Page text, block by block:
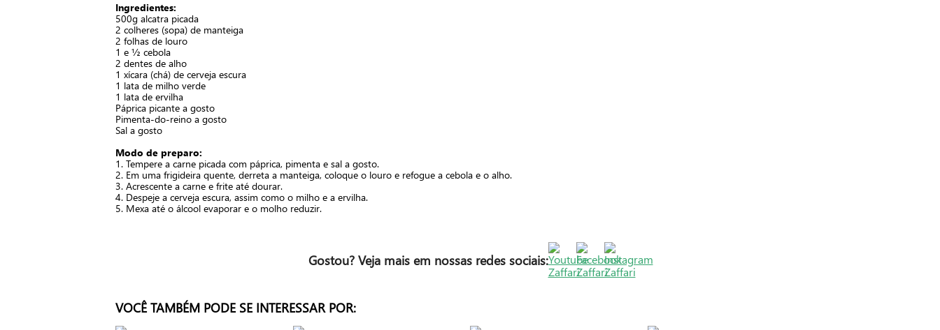
Ingredientes:
500g alcatra picada
2 colheres (sopa) de manteiga
2 folhas de louro
1 e ½ cebola
2 dentes de alho
1 xícara (chá) de cerveja escura
1 lata de milho verde
1 lata de ervilha
Páprica picante a gosto
Pimenta-do-reino a gosto
Sal a gosto
Modo de preparo:
1. Tempere a carne picada com páprica, pimenta e sal a gosto.
2. Em uma frigideira quente, derreta a manteiga, coloque o louro e refogue a cebola e o alho.
3. Acrescente a carne e frite até dourar.
4. Despeje a cerveja escura, assim como o milho e a ervilha.
5. Mexa até o álcool evaporar e o molho reduzir.
Gostou? Veja mais em nossas redes sociais:
VOCÊ TAMBÉM PODE SE INTERESSAR POR: